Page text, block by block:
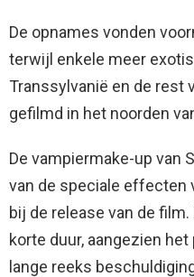
De opnames vonden
terwijl enkele meer
Transsylvanië en de rest
gefilmd in het noorden
De vampiermake-up van
van de speciale effecten
bij de release van de
korte duur, aangezien
lange reeks